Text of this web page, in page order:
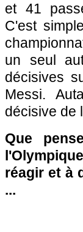
et 41
C'est
un seul
décisives
Messi.
décisive de
Que
réagir et à
...